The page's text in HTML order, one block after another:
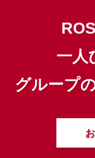
一人
グループ